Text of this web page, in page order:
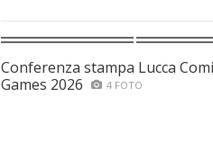
Conferenza stampa Lucca
Games 2026
4 FOTO